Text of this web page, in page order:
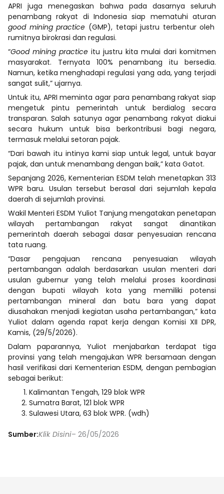
APRI juga menegaskan bahwa pada dasarnya seluruh
penambang rakyat di Indonesia siap mematuhi aturan
good mining practice (GMP), tetapi justru terbentur oleh
rumitnya birokrasi dan regulasi.
“Good mining practice itu justru kita mulai dari komitmen
masyarakat. Ternyata 100% penambang itu bersedia.
Namun, ketika menghadapi regulasi yang ada, yang terjadi
sangat sulit,” ujarnya.
Untuk itu, APRI meminta agar para penambang rakyat siap
mengetuk pintu pemerintah untuk berdialog secara
transparan. Salah satunya agar penambang rakyat diakui
secara hukum untuk bisa berkontribusi bagi negara,
termasuk melalui setoran pajak.
“Dari bawah itu intinya kami siap untuk legal, untuk bayar
pajak, dan untuk menambang dengan baik,” kata Gatot.
Sepanjang 2026, Kementerian ESDM telah menetapkan 313
WPR baru. Usulan tersebut berasal dari sejumlah kepala
daerah di sejumlah provinsi.
Wakil Menteri ESDM Yuliot Tanjung mengatakan penetapan
wilayah pertambangan rakyat sangat dinantikan
pemerintah daerah sebagai dasar penyesuaian rencana
tata ruang.
“Dasar pengajuan rencana penyesuaian wilayah
pertambangan adalah berdasarkan usulan menteri dari
usulan gubernur yang telah melalui proses koordinasi
dengan bupati wilayah kota yang memiliki potensi
pertambangan mineral dan batu bara yang dapat
diusahakan menjadi kegiatan usaha pertambangan,” kata
Yuliot dalam agenda rapat kerja dengan Komisi XII DPR,
Kamis, (29/5/2026).
Dalam paparannya, Yuliot menjabarkan terdapat tiga
provinsi yang telah mengajukan WPR bersamaan dengan
hasil verifikasi dari Kementerian ESDM, dengan pembagian
sebagai berikut:
Kalimantan Tengah, 129 blok WPR
Sumatra Barat, 121 blok WPR
Sulawesi Utara, 63 blok WPR. (wdh)
Sumber:Klik Disini– 26/05/2026